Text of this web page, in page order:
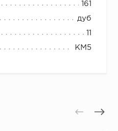
161
дуб
11
КМ5